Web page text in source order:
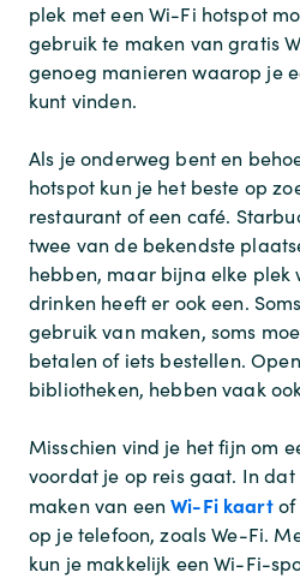
plek met een Wi-Fi hotspot
gebruik te maken van gratis
genoeg manieren waarop je
kunt vinden.
Als je onderweg bent en
hotspot kun je het beste op
restaurant of een café.
twee van de bekendste
hebben, maar bijna elke plek
drinken heeft er ook een.
gebruik van maken, soms
betalen of iets bestellen.
bibliotheken, hebben vaak
Misschien vind je het fijn om
voordat je op reis gaat. In
maken van eenWi-Fi kaartof
op je telefoon, zoals We-Fi.
kun je makkelijk een Wi-Fi-